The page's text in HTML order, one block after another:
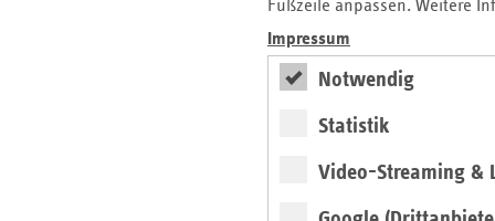
Fußzeile anpassen. Weitere
Impressum
Notwendig
Statistik
Video-Streaming &
Informationen
Der vdek
Karriere
Die GKV